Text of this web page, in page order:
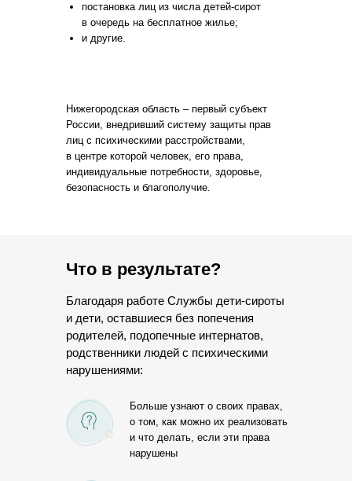
постановка лиц из числа детей-сирот
в очередь на бесплатное жилье;
и другие.
Нижегородская область – первый субъект
России, внедривший систему защиты прав
лиц с психическими расстройствами,
в центре которой человек, его права,
индивидуальные потребности, здоровье,
безопасность и благополучие.
Благодаря работе Службы дети-сироты
и дети, оставшиеся без попечения
родителей, подопечные интернатов,
родственники людей с психическими
нарушениями:
Больше узнают о своих правах,
о том, как можно их реализовать
и что делать, если эти права
нарушены
Что в результате?